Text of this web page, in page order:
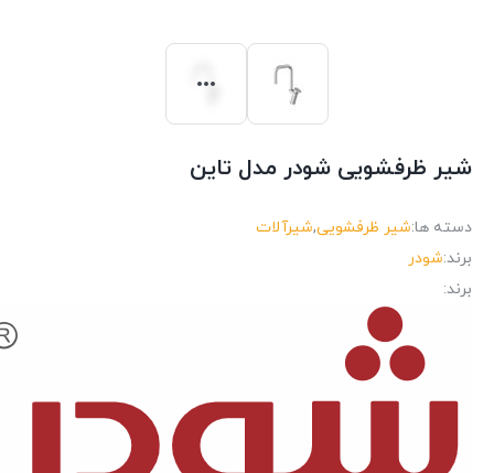
شیر ظرفشویی شودر مدل تاین
دسته ها:شیر ظرفشویی,شیرآلات
برند:شودر
برند: